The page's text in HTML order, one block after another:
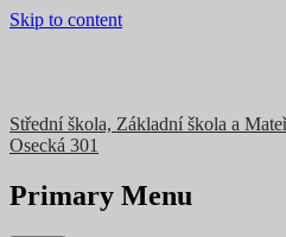
Skip to content
Střední škola, Základní škola a
Osecká 301
Primary Menu